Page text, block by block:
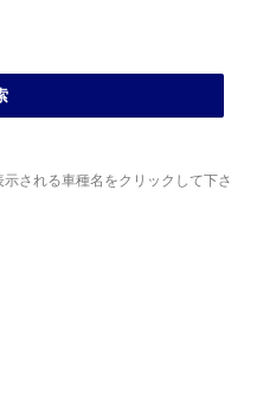
される車種名をクリックして下さ